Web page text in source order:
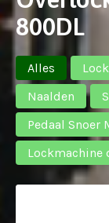
800DL
Alles
Naalden
Pedaal Snoer
Lockmachine